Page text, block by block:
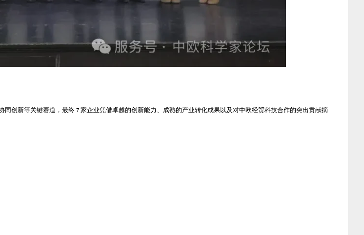
创新等关键赛道，最终 7 家企业凭借卓越的创新能力、成熟的产业转化成果以及对中欧经贸科技合作的突出贡献摘